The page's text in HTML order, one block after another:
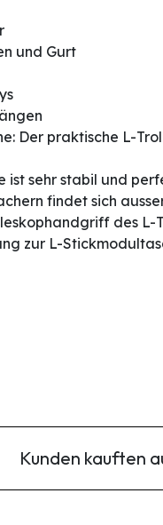
und Gurt
Der praktische L-
ist sehr stabil und
findet sich
des
zur L-
Kunden kauften